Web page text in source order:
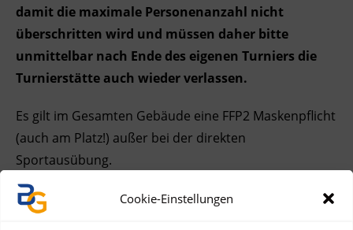
Cookie-Einstellungen
damit die maximale Personenanzahl nicht
überschritten wird und müssen daher bitte
unmittelbar nach Ende des eigenen Turniers die
Turnierstätte auch wieder verlassen.
Es gilt im Gesamten Gebäude eine FFP2 Maskenpflicht
(auch am Platz!) außer bei der direkten
Sportausübung.
Ansonsten gilt 3G (geimpft, genesen, getestet).